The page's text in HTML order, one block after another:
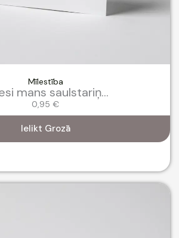
Mīlestība
mans saulstariņ...
0,95 €
Ielikt Grozā